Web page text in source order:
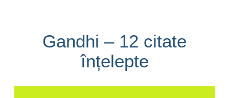
Gandhi – 12 citate
înțelepte